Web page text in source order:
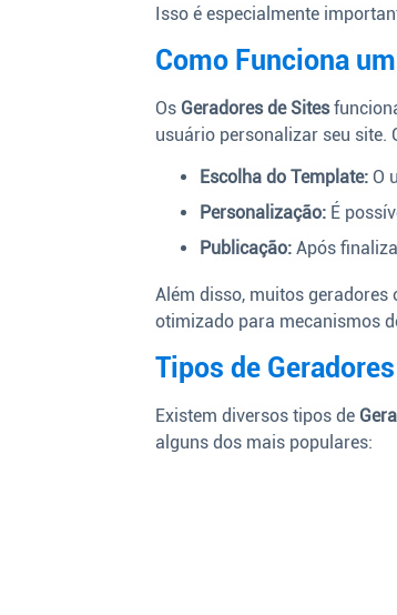
Isso é especialmente
Como Funciona
Os Geradores de Sites
usuário personalizar seu site.
Escolha do Template: O
Personalização: É
Publicação: Após
Além disso, muitos geradores
otimizado para mecanismos
Tipos de
Existem diversos tipos de
alguns dos mais populares: